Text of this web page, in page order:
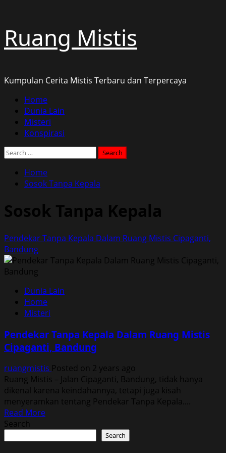
to
content
Ruang Mistis
Kumpulan Cerita Mistis Terbaru dan Terpercaya
Primary
Menu
Home
Dunia Lain
Misteri
Konspirasi
Search
Home
Sosok Tanpa Kepala
Sosok Tanpa Kepala
Pendekar Tanpa Kepala Dalam Ruang Mistis Cipaganti,
Bandung
Dunia Lain
Home
Misteri
Pendekar Tanpa Kepala Dalam Ruang Mistis
Cipaganti, Bandung
ruangmistis Posted on 2 years ago
Ruang Mistis – Jalan Cipaganti, Bandung, tidak hanya
dikenal karena keindahannya, tetapi juga kisah
menyeramkan tentang Pendekar Tanpa Kepala....
Read MoreRead
Search
Search